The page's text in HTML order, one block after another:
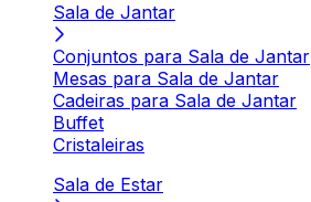
Sala de Jantar
Conjuntos para Sala de Jantar
Mesas para Sala de Jantar
Cadeiras para Sala de Jantar
Buffet
Cristaleiras
Sala de Estar